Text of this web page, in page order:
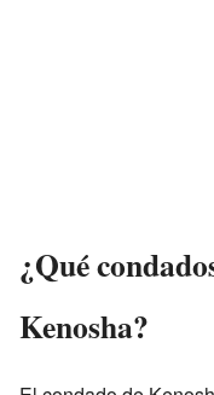
¿Qué
Kenosha?